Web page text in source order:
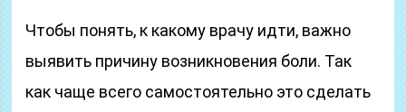
Чтобы понять, к какому врачу идти, важно
выявить причину возникновения боли. Так
как чаще всего самостоятельно это сделать